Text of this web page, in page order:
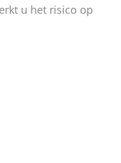
u het risico op